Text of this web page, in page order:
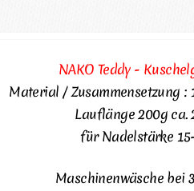
NAKO Teddy -
Material / Zusammensetzung :
Lauflänge 200g ca.
für Nadelstärke
Maschinenwäsche bei